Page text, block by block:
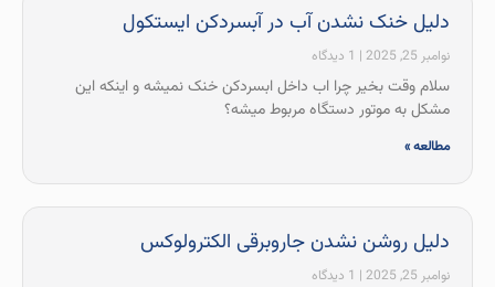
دلیل خنک نشدن آب در آبسردکن ایستکول
نوامبر 25, 2025
سلام وقت بخیر چرا اب داخل ابسردکن خنک نمیشه و اینکه این
مشکل به موتور دستگاه مربوط میشه؟
مطالعه »
دلیل روشن نشدن جاروبرقی الکترولوکس
نوامبر 25, 2025